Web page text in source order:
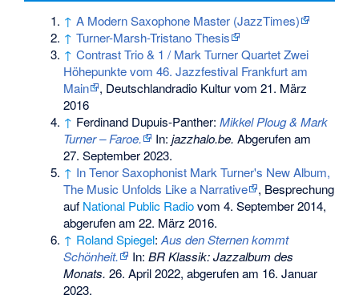
↑ A Modern Saxophone Master (JazzTimes)
↑ Turner-Marsh-Tristano Thesis
↑ Contrast Trio & 1 / Mark Turner Quartet Zwei
Höhepunkte vom 46. Jazzfestival Frankfurt am
Main
, Deutschlandradio Kultur vom 21. März
2016
↑ Ferdinand Dupuis-Panther:Mikkel Ploug & Mark
Turner – Faroe.
In:jazzhalo.be. Abgerufen am
27. September 2023.
↑ In Tenor Saxophonist Mark Turner's New Album,
The Music Unfolds Like a Narrative
, Besprechung
auf National Public Radiovom 4. September 2014,
abgerufen am 22. März 2016.
↑ Roland Spiegel:Aus den Sternen kommt
Schönheit.
In:BR Klassik: Jazzalbum des
Monats. 26. April 2022, abgerufen am 16. Januar
2023.